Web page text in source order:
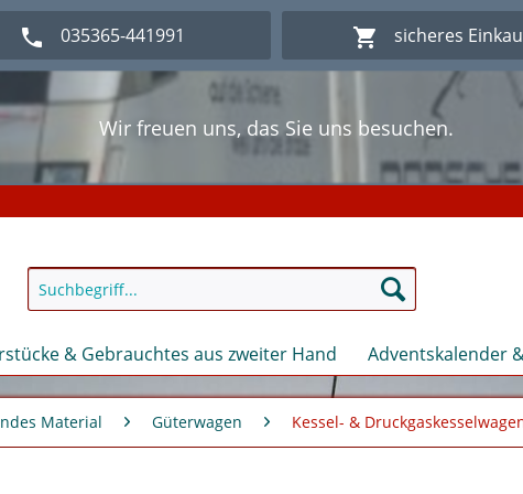
035365-441991 sicheres
Wir freuen uns, das Sie uns besuchen.
Willkommen im Onlineshop Modellbahn - Eck
Wir freuen uns, das Sie uns besuchen.
Willkommen im Onlineshop Modellbahn - Eck
& Gebrauchtes aus zweiter Hand Adventskalender
Material Güterwagen Kessel- &